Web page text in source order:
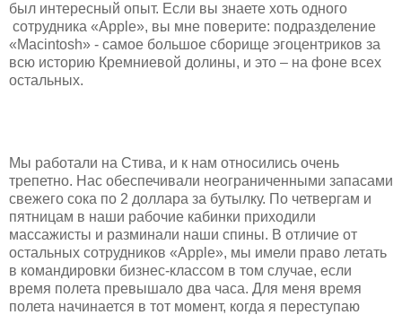
был интересный опыт. Если вы знаете хоть одного
сотрудника «Apple», вы мне поверите: подразделение
«Macintosh» - самое большое сборище эгоцентриков за
всю историю Кремниевой долины, и это – на фоне всех
остальных.
Мы работали на Стива, и к нам относились очень
трепетно. Нас обеспечивали неограниченными запасами
свежего сока по 2 доллара за бутылку. По четвергам и
пятницам в наши рабочие кабинки приходили
массажисты и разминали наши спины. В отличие от
остальных сотрудников «Apple», мы имели право летать
в командировки бизнес-классом в том случае, если
время полета превышало два часа. Для меня время
полета начинается в тот момент, когда я переступаю